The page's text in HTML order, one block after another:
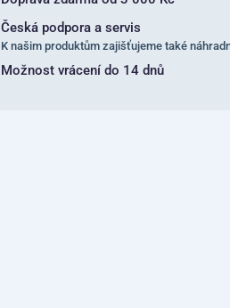
Česká podpora a servis
K našim produktům zajišťujeme také
Možnost vrácení do 14 dnů